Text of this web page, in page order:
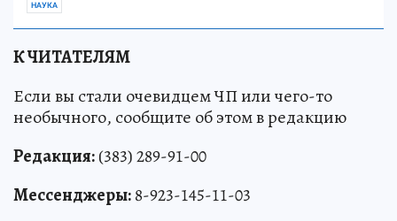
НАУКА
К ЧИТАТЕЛЯМ
Если вы стали очевидцем ЧП или чего-то
необычного, сообщите об этом в редакцию
Редакция:(383) 289-91-00
Мессенджеры:8-923-145-11-03